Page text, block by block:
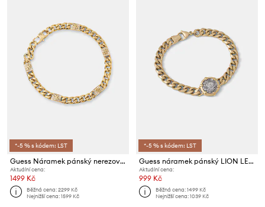
*-5 % s kódem: LST
Guess Náramek pánský nerezový 4G FRONTIERS
Aktuální cena:
1499 Kč
Běžná cena:2299 Kč
Nejnižší cena:1599 Kč
*-5 % s kódem: LST
Guess náramek pánský LION LEGACY
Aktuální cena:
999 Kč
Běžná cena:1499 Kč
Nejnižší cena:1039 Kč